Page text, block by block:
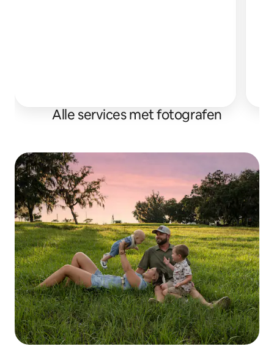
Alle services met fotografen